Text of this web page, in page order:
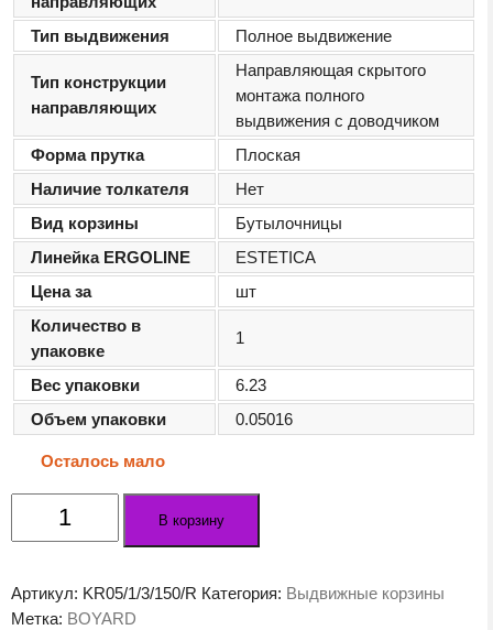
Тип выдвижения Полное выдвижение
Тип конструкции
направляющих
Направляющая скрытого
монтажа полного
выдвижения с доводчиком
Форма прутка
Плоская
Наличие толкателя
Нет
Вид корзины
Бутылочницы
Линейка ERGOLINE
ESTETICA
Цена за
шт
Количество в
упаковке
1
Вес упаковки
6.23
Объем упаковки
0.05016
Осталось мало
Количество
товара
KR05/1/3/150/R
В корзину
Артикул: KR05/1/3/150/R Категория: Выдвижные корзины
Метка: BOYARD